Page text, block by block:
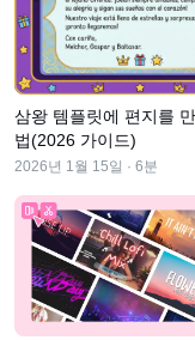
음성 인식
텍스트에서 음성
사용자 지정 음성
음성 보정
노이즈 제거
이미지
리소스
튜토리얼 가이드
시장 동향
주요 추천
템플릿 트렌드 및
더 보기
CapCut 서비스
Dreamina
CapCut 열기
삼왕 템플릿에 편지를
법(2026 가이드)
2026년 1월 15일 · 6분